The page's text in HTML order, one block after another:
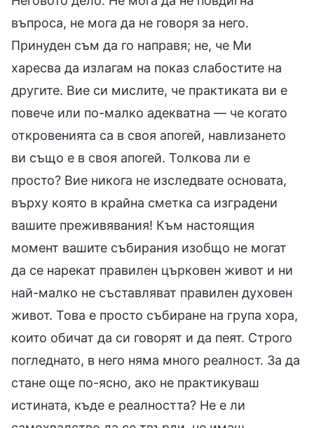
въпроса, не мога да не говоря за него.
Принуден съм да го направя; не, че Ми
харесва да излагам на показ слабостите на
другите. Вие си мислите, че практиката ви е
повече или по-малко адекватна — че когато
откровенията са в своя апогей, навлизането
ви също е в своя апогей. Толкова ли е
просто? Вие никога не изследвате основата,
върху която в крайна сметка са изградени
вашите преживявания! Към настоящия
момент вашите събирания изобщо не могат
да се нарекат правилен църковен живот и ни
най-малко не съставляват правилен духовен
живот. Това е просто събиране на група хора,
които обичат да си говорят и да пеят. Строго
погледнато, в него няма много реалност. За да
стане още по-ясно, ако не практикуваш
истината, къде е реалността? Не е ли